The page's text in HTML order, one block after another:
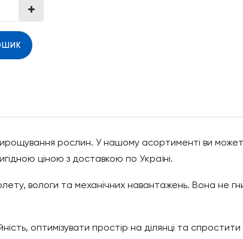
рослин. У нашому асортименті ви
ціною з доставкою по Україні.
вологи та механічних навантажень. Вона не
оптимізувати простір на ділянці та спростити